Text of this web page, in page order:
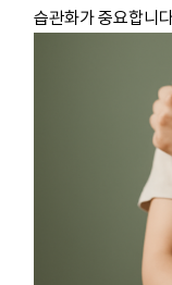
습관화가 중요합니